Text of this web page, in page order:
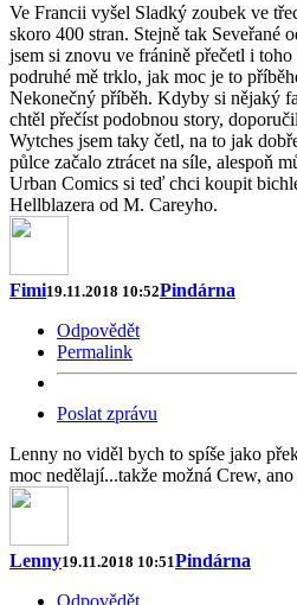
Ve Francii vyšel Sladký zoubek ve
skoro 400 stran. Stejně tak Seveřané
jsem si znovu ve fránině přečetl i toho
podruhé mě trklo, jak moc je to
Nekonečný příběh. Kdyby si nějaký
chtěl přečíst podobnou story,
Wytches jsem taky četl, na to jak
půlce začalo ztrácet na síle, alespoň
Urban Comics si teď chci koupit
Hellblazera od M. Careyho.
Fimi19.11.2018 10:52Pindárna
Odpovědět
Permalink
Poslat zprávu
Lenny no viděl bych to spíše jako
moc nedělají...takže možná Crew,
Lenny19.11.2018 10:51Pindárna
Odpovědět